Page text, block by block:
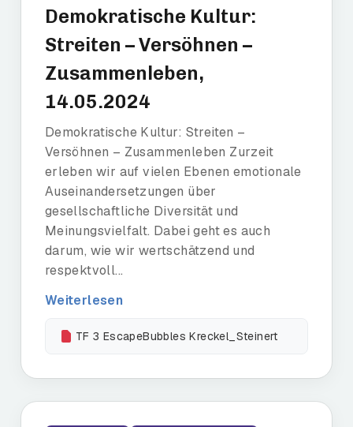
Demokratische Kultur:
Streiten – Versöhnen –
Zusammenleben,
14.05.2024
Demokratische Kultur: Streiten –
Versöhnen – Zusammenleben Zurzeit
erleben wir auf vielen Ebenen emotionale
Auseinandersetzungen über
gesellschaftliche Diversität und
Meinungsvielfalt. Dabei geht es auch
darum, wie wir wertschätzend und
respektvoll...
Weiterlesen
TF 3 EscapeBubbles Kreckel_Steinert